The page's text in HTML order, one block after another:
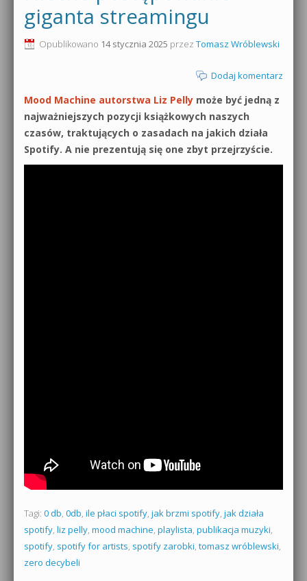
Produkcja muzyczna od podstaw
Dubstep z syntezatorem Massive
Kontakt 5 Kompendium
0dB.pl - informacje
Newsletter
Archiwum aktualności
Polityka prywatności
giganta streamingu
Opublikowano 14 stycznia 2025 przez Tomasz Wróblewski
Dodaj komentarz
Mood Machine autorstwa Liz Pelly może być jedną z
najważniejszych pozycji książkowych naszych
czasów, traktujących o zasadach na jakich działa
Spotify. A nie prezentują się one zbyt przejrzyście.
Tagi: 0 db, 0db, ile płaci spotify, jak brzmi spotify, jak działa
spotify, liz pelly, mood machine, playlista, publikacja muzyki,
spotify, spotify for artists, spotify zarobki, tomasz wróblewski,
zero decybeli